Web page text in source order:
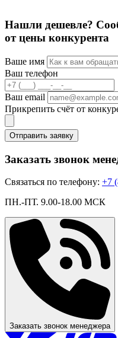
Нашли дешевле?
от цены конкурента
Ваше имя
Ваш телефон
Ваш email
Прикрепить счёт от
Отправить заявку
Заказать звонок
Связаться по телефону: +7
ПН.-ПТ. 9.00-18.00 МСК
Заказать звонок менеджера